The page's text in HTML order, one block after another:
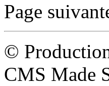
Page
©
CMS Made